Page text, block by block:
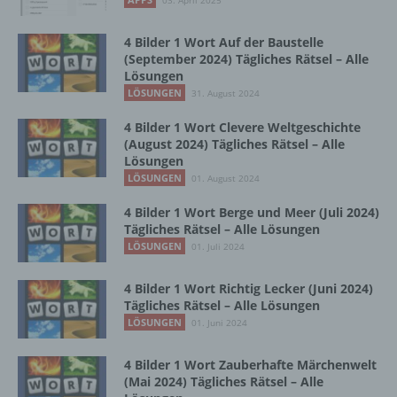
4 Bilder 1 Wort Auf der Baustelle
(September 2024) Tägliches Rätsel – Alle
Lösungen
LÖSUNGEN 31. August 2024
4 Bilder 1 Wort Clevere Weltgeschichte
(August 2024) Tägliches Rätsel – Alle
Lösungen
LÖSUNGEN 01. August 2024
4 Bilder 1 Wort Berge und Meer (Juli 2024)
Tägliches Rätsel – Alle Lösungen
LÖSUNGEN 01. Juli 2024
4 Bilder 1 Wort Richtig Lecker (Juni 2024)
Tägliches Rätsel – Alle Lösungen
LÖSUNGEN 01. Juni 2024
4 Bilder 1 Wort Zauberhafte Märchenwelt
(Mai 2024) Tägliches Rätsel – Alle
Daten wie das Erheben, das Erfassen, die
Organisation, das Ordnen, die Speicherung,
die Anpassung oder Veränderung, das
Auslesen, das Abfragen, die Verwendung,
die Offenlegung durch Übermittlung,
Verbreitung oder eine andere Form der
Bereitstellung, den Abgleich oder die
Verknüpfung, die Einschränkung, das
Löschen oder die Vernichtung.
d) Einschränkung der Verarbeitung
Markierung gespeicherter
personenbezogener Daten mit dem Ziel, ihre
künftige Verarbeitung einzuschränken.
e) Profiling